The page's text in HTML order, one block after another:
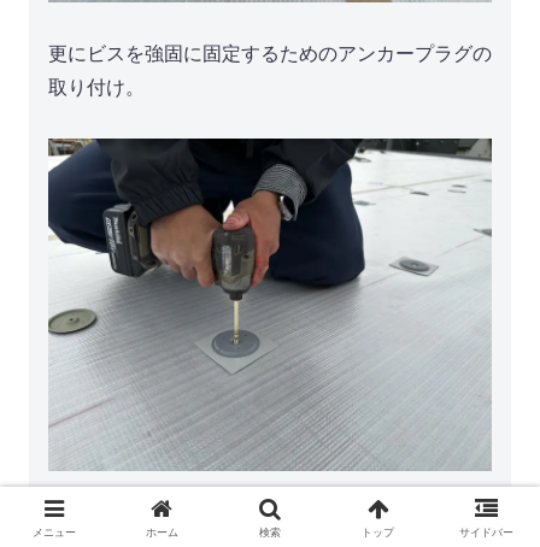
更にビスを強固に固定するためのアンカープラグの
取り付け。
防水シートを部分的に固定するための「ディスク
メニュー ホーム 検索 トップ サイドバー